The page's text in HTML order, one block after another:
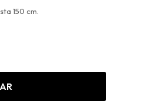
150 cm.